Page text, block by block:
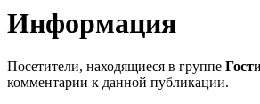
Информация
Посетители, находящиеся в группе
комментарии к данной публикации.